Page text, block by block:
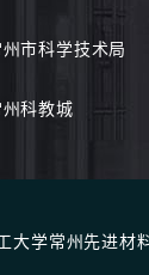
市科学技术局
州科教城
大学常州先进材